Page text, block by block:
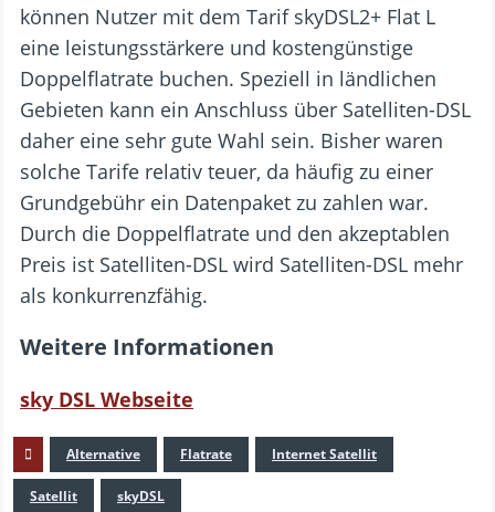
können Nutzer mit dem Tarif skyDSL2+ Flat L
eine leistungsstärkere und kostengünstige
Doppelflatrate buchen. Speziell in ländlichen
Gebieten kann ein Anschluss über Satelliten-DSL
daher eine sehr gute Wahl sein. Bisher waren
solche Tarife relativ teuer, da häufig zu einer
Grundgebühr ein Datenpaket zu zahlen war.
Durch die Doppelflatrate und den akzeptablen
Preis ist Satelliten-DSL wird Satelliten-DSL mehr
als konkurrenzfähig.
Weitere Informationen
sky DSL Webseite
Alternative Flatrate Internet Satellit
Satellit skyDSL